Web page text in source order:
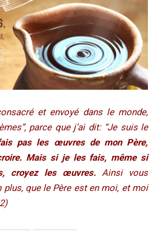
et envoyé dans le monde,
parce que j’ai dit: “Je suis le
pas les œuvres de mon Père,
Mais si je les fais, même si
croyez les œuvres. Ainsi vous
plus, que le Père est en moi, et moi